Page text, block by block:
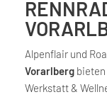
Alpenflair und
Vorarlberg
Werkstatt &